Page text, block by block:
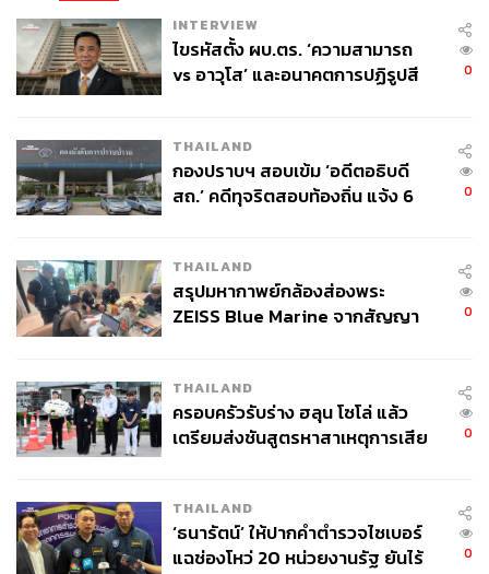
INTERVIEW
ไขรหัสตั้ง ผบ.ตร. ‘ความสามารถ
vs อาวุโส’ และอนาคตการปฏิรูปสี
0
THAILAND
กองปราบฯ สอบเข้ม ‘อดีตอธิบดี
สถ.’ คดีทุจริตสอบท้องถิ่น แจ้ง 6
0
THAILAND
สรุปมหากาพย์กล้องส่องพระ
ZEISS Blue Marine จากสัญญา
จ่ายหนี้-แอบระบุแบรนด์
0
THAILAND
ครอบครัวรับร่าง ฮลุน โซโล่ แล้ว
เตรียมส่งชันสูตรหาสาเหตุการเสีย
0
THAILAND
‘ธนารัตน์’ ให้ปากคำตำรวจไซเบอร์
แฉช่องโหว่ 20 หน่วยงานรัฐ ยันไร้
0